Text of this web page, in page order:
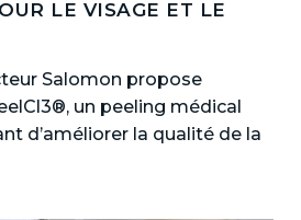
LE VISAGE ET LE
Salomon propose
un peeling médical
d’améliorer la qualité de la